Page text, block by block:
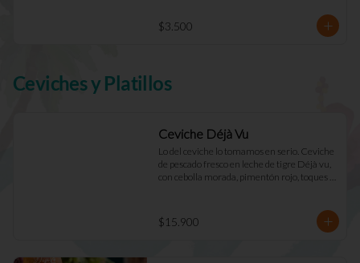
$3.500
Ceviches y Platillos
Ceviche Déjà Vu
Lo del ceviche lo tomamos en serio. Ceviche
de pescado fresco en leche de tigre Déjà vu,
con cebolla morada, pimentón rojo, toques
$15.900